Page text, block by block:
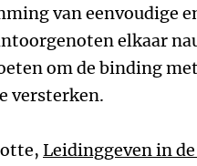
van eenvoudige
elkaar
om de binding
versterken.
Leidinggeven in